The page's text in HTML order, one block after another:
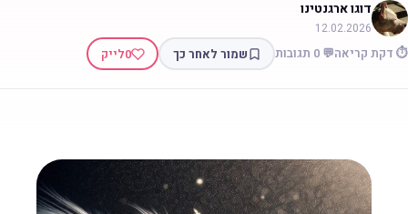
דוגו ארגנטינו
12.02.2026
דקת קריאה💬 0 תגובות שמור לאחר כך 0לייק